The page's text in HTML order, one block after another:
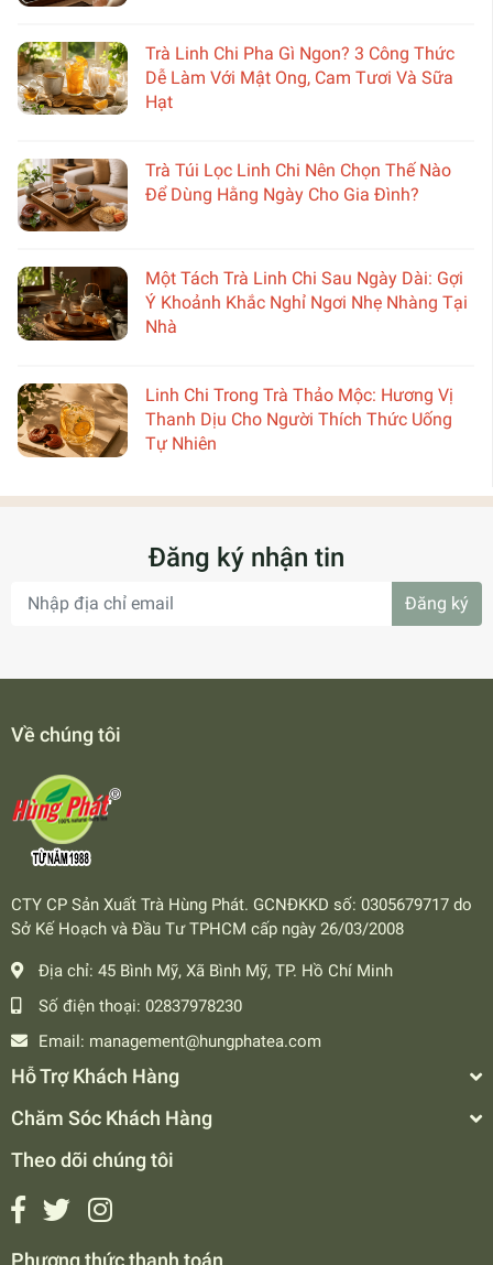
Trà Linh Chi Pha Gì Ngon? 3 Công Thức
Dễ Làm Với Mật Ong, Cam Tươi Và Sữa
Hạt
Trà Túi Lọc Linh Chi Nên Chọn Thế Nào
Để Dùng Hằng Ngày Cho Gia Đình?
Một Tách Trà Linh Chi Sau Ngày Dài: Gợi
Ý Khoảnh Khắc Nghỉ Ngơi Nhẹ Nhàng Tại
Nhà
Linh Chi Trong Trà Thảo Mộc: Hương Vị
Thanh Dịu Cho Người Thích Thức Uống
Tự Nhiên
Đăng ký nhận tin
Đăng ký
Về chúng tôi
CTY CP Sản Xuất Trà Hùng Phát. GCNĐKKD số: 0305679717 do
Sở Kế Hoạch và Đầu Tư TPHCM cấp ngày 26/03/2008
Địa chỉ: 45 Bình Mỹ, Xã Bình Mỹ, TP. Hồ Chí Minh
Số điện thoại: 02837978230
Email: management@hungphatea.com
Hỗ Trợ Khách Hàng
Chăm Sóc Khách Hàng
Theo dõi chúng tôi
Phương thức thanh toán